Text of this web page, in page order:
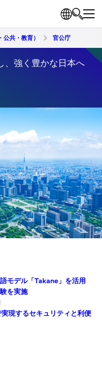
共・教育） 官公庁
、強く豊かな日本へ
モデル「Takane」を活用
を実施
現するセキュリティと利便